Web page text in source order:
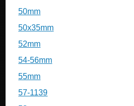
50mm
50x35mm
52mm
54-56mm
55mm
57-1139